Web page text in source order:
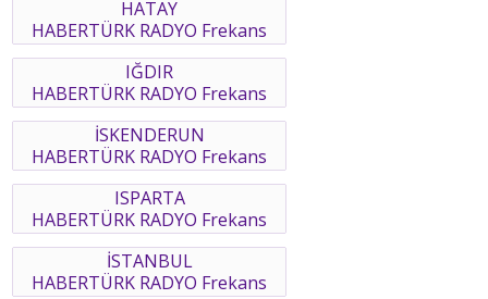
HATAY
HABERTÜRK RADYO Frekans
IĞDIR
HABERTÜRK RADYO Frekans
İSKENDERUN
HABERTÜRK RADYO Frekans
ISPARTA
HABERTÜRK RADYO Frekans
İSTANBUL
HABERTÜRK RADYO Frekans